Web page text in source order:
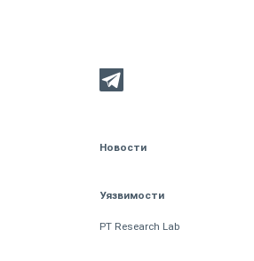
Новости
Уязвимости
PT Research Lab